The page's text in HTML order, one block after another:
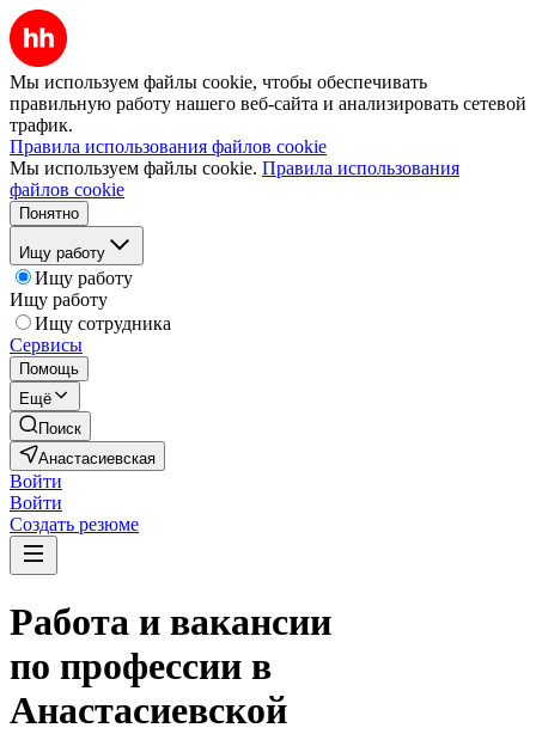
Мы используем файлы cookie, чтобы обеспечивать
правильную работу нашего веб-сайта и анализировать сетевой
трафик.
Правила использования файлов cookie
Мы используем файлы cookie. Правила использования
файлов cookie
Понятно
Ищу работу
Ищу работу
Ищу работу
Ищу сотрудника
Сервисы
Помощь
Ещё
Поиск
Анастасиевская
Войти
Войти
Создать резюме
Работа и вакансии
по профессии в
Анастасиевской